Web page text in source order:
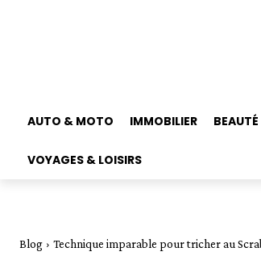
AUTO & MOTO IMMOBILIER
VOYAGES & LOISIRS
Blog Technique imparable pour tricher au